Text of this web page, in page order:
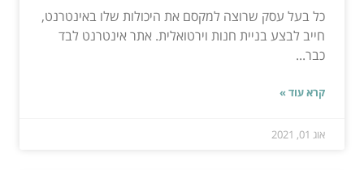
כל בעל עסק שרוצה למקסם את היכולות שלו באינטרנט,
חייב לבצע בניית חנות וירטואלית. אתר אינטרנט לבד
כבר...
קרא עוד »
אוג 01, 2021